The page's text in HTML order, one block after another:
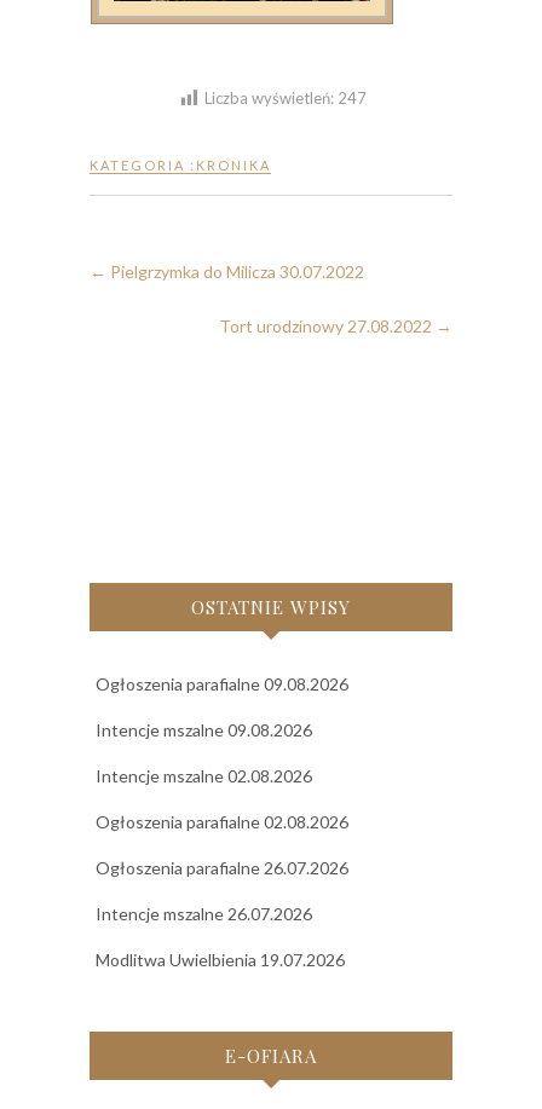
Liczba wyświetleń: 247
KATEGORIA : KRONIKA
← Pielgrzymka do Milicza 30.07.2022
Tort urodzinowy 27.08.2022 →
OSTATNIE WPISY
Ogłoszenia parafialne 09.08.2026
Intencje mszalne 09.08.2026
Intencje mszalne 02.08.2026
Ogłoszenia parafialne 02.08.2026
Ogłoszenia parafialne 26.07.2026
Intencje mszalne 26.07.2026
Modlitwa Uwielbienia 19.07.2026
E-OFIARA